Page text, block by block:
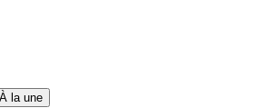
À la une